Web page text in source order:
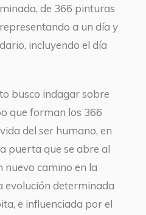
de 366 pinturas
a un día y
incluyendo el día
busco indagar sobre
que forman los 366
del ser humano, en
puerta que se abre al
nuevo camino en la
evolución determinada
e influenciada por el